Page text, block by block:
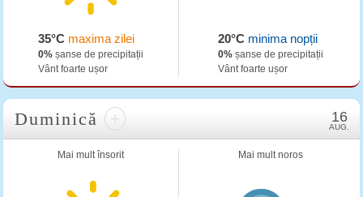
35°C maxima zilei
0% șanse de precipitații
Vânt foarte ușor
20°Cminima nopții
0%șanse de precipitații
Vânt foarte ușor
Duminică + 16
AUG.
Mai mult însorit Mai mult noros